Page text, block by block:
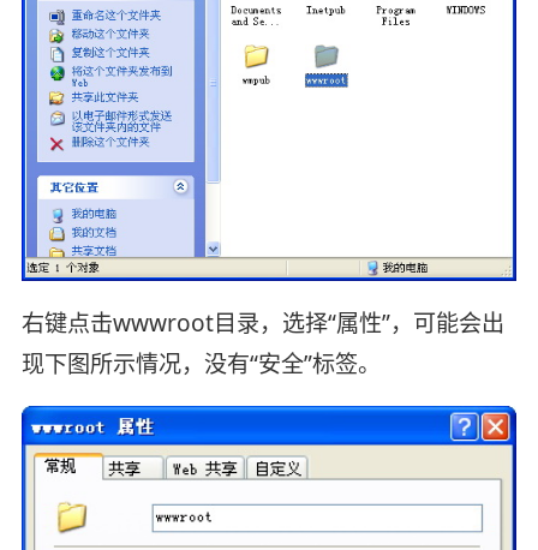
右键点击wwwroot目录，选择“属性”，可能会出
现下图所示情况，没有“安全”标签。